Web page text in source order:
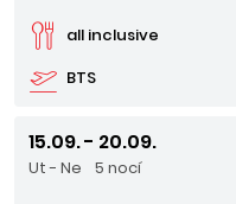
BTS
all inclusive
15.09. - 20.09.
Ut - Ne 5 nocí